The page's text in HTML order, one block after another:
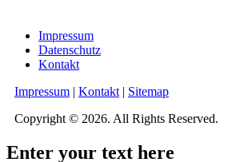
Impressum
Datenschutz
Kontakt
Impressum | Kontakt | Sitemap
Copyright © 2026. All Rights Reserved.
Enter your text here